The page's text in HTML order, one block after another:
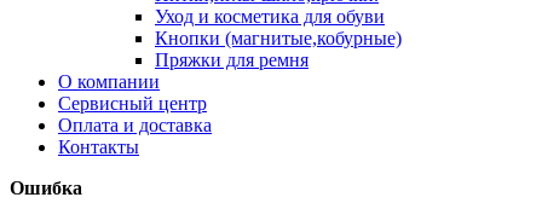
Уход и косметика для обуви
Кнопки (магнитые,кобурные)
Пряжки для ремня
О компании
Сервисный центр
Оплата и доставка
Контакты
Ошибка